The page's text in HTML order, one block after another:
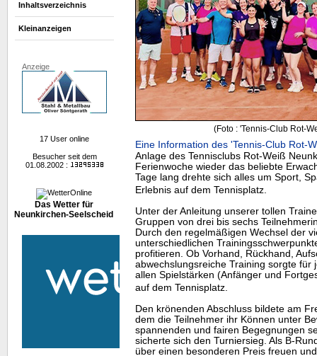
Inhaltsverzeichnis
Kleinanzeigen
Anzeige
17 User online
Besucher seit dem
01.08.2002 :
Das Wetter für
Neunkirchen-Seelscheid
(Foto : 'Tennis-Club Rot-
Eine Information des 'Tennis-Club
Anlage des Tennisclubs Rot-Weiß
Ferienwoche wieder das beliebte
Tage lang drehte sich alles um Sport,
Erlebnis auf dem Tennisplatz.
Unter der Anleitung unserer tollen
Gruppen von drei bis sechs
Durch den regelmäßigen Wechsel der
unterschiedlichen
profitieren. Ob Vorhand, Rückhand,
abwechslungsreiche Training sorgte für
allen Spielstärken (Anfänger und
auf dem Tennisplatz.
Den krönenden Abschluss bildete am
dem die Teilnehmer ihr Können unter
spannenden und fairen Begegnungen
sicherte sich den Turniersieg. Als B-
über einen besonderen Preis freuen